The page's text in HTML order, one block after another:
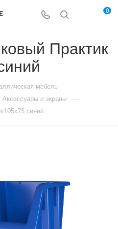
0
Практик
мебель —
Аксессуары и экраны —
синий